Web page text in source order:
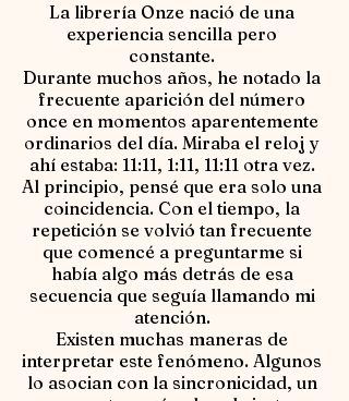
La librería Onze nació de una
experiencia sencilla pero
constante.
Durante muchos años, he notado la
frecuente aparición del número
once en momentos aparentemente
ordinarios del día. Miraba el reloj y
ahí estaba: 11:11, 1:11, 11:11 otra vez.
Al principio, pensé que era solo una
coincidencia. Con el tiempo, la
repetición se volvió tan frecuente
que comencé a preguntarme si
había algo más detrás de esa
secuencia que seguía llamando mi
atención.
Existen muchas maneras de
interpretar este fenómeno. Algunos
lo asocian con la sincronicidad, un